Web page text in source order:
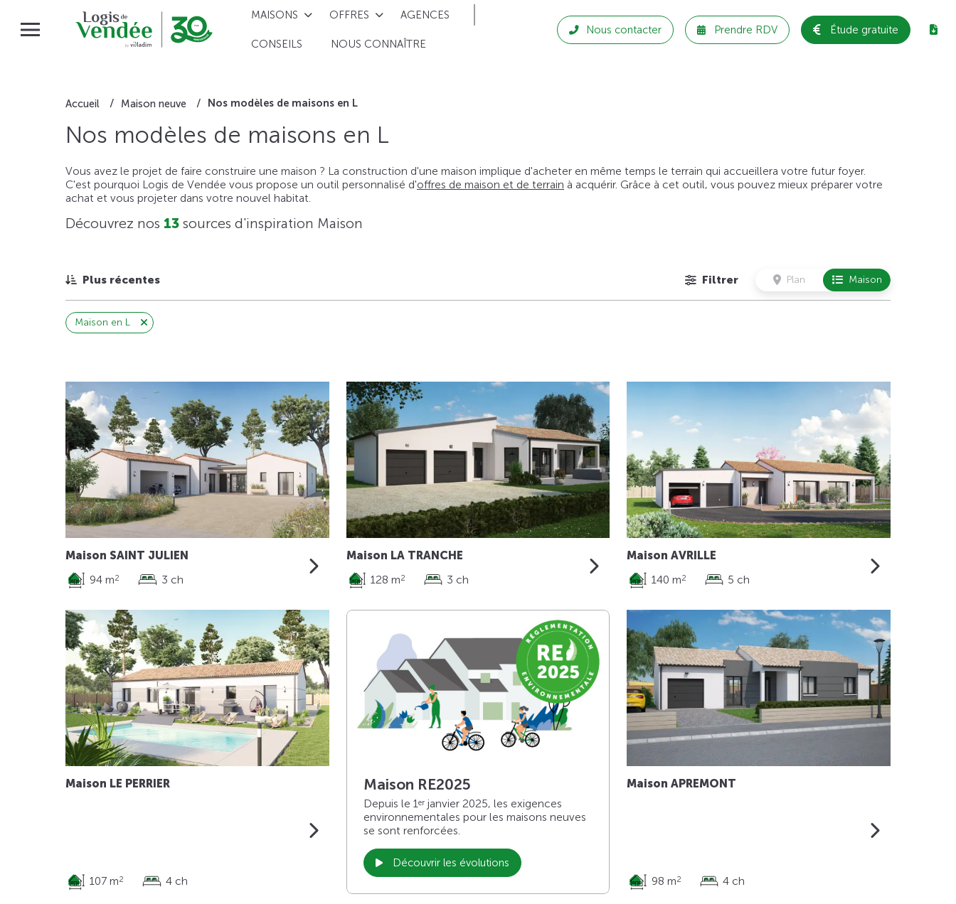
MAISONS OFFRES AGENCES
CONSEILS NOUS CONNAÎTRE
Nous contacter Prendre RDV Étude gratuite
Accueil Maison neuve Nos modèles de maisons en L
Nos modèles de maisons en L
Vous avez le projet de faire construire une maison ? La construction d'une maison implique d'acheter en même temps le terrain qui accueillera votre futur foyer.
C'est pourquoi Logis de Vendée vous propose un outil personnalisé d'offres de maison et de terrain à acquérir. Grâce à cet outil, vous pouvez mieux préparer votre
achat et vous projeter dans votre nouvel habitat.
Découvrez nos 13 sources d'inspiration Maison
Plus récentes Filtrer Plan Maison
Maison en L
Maison SAINT JULIEN
94 m2 3 ch
Maison LA TRANCHE
128 m2 3 ch
Maison AVRILLE
140 m2 5 ch
Maison LE PERRIER
107 m2 4 ch
Maison RE2025
Depuis le 1erjanvier 2025, les exigences
environnementales pour les maisons neuves
se sont renforcées.
Découvrir les évolutions
Maison APREMONT
98 m2 4 ch